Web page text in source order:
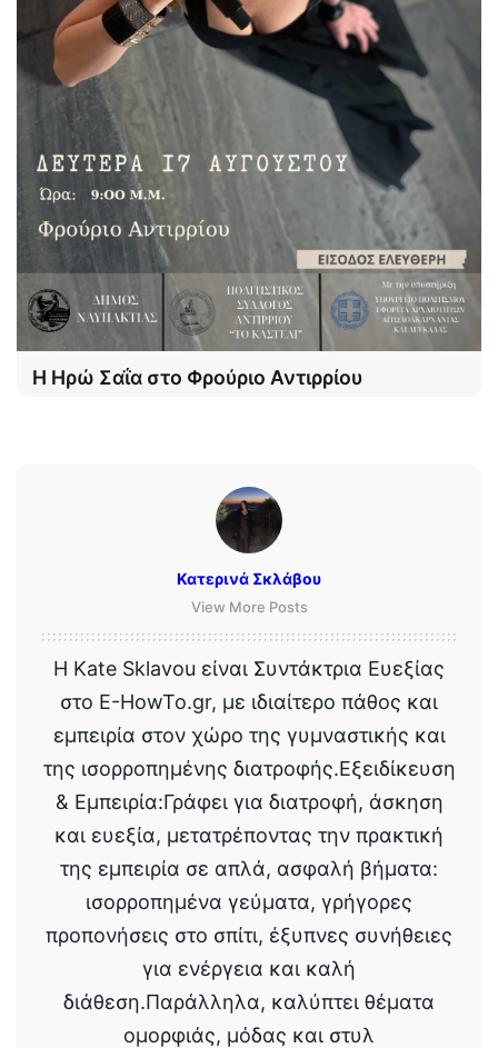
Η Ηρώ Σαΐα στο Φρούριο Αντιρρίου
Κατερινά Σκλάβου
View More Posts
Η Kate Sklavou είναι Συντάκτρια Ευεξίας
στο E-HowTo.gr, με ιδιαίτερο πάθος και
εμπειρία στον χώρο της γυμναστικής και
της ισορροπημένης διατροφής.Εξειδίκευση
& Εμπειρία:Γράφει για διατροφή, άσκηση
και ευεξία, μετατρέποντας την πρακτική
της εμπειρία σε απλά, ασφαλή βήματα:
ισορροπημένα γεύματα, γρήγορες
προπονήσεις στο σπίτι, έξυπνες συνήθειες
για ενέργεια και καλή
διάθεση.Παράλληλα, καλύπτει θέματα
ομορφιάς, μόδας και στυλ